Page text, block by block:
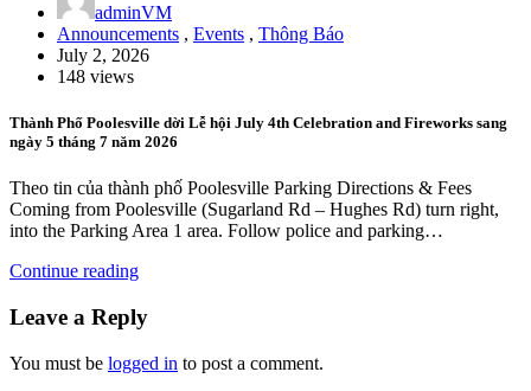
adminVM
Announcements , Events , Thông Báo
July 2, 2026
148 views
Thành Phố Poolesville dời Lễ hội July 4th Celebration and Fireworks sang
ngày 5 tháng 7 năm 2026
Theo tin của thành phố Poolesville Parking Directions & Fees
Coming from Poolesville (Sugarland Rd – Hughes Rd) turn right,
into the Parking Area 1 area. Follow police and parking…
Continue reading
Leave a Reply
You must be logged in to post a comment.